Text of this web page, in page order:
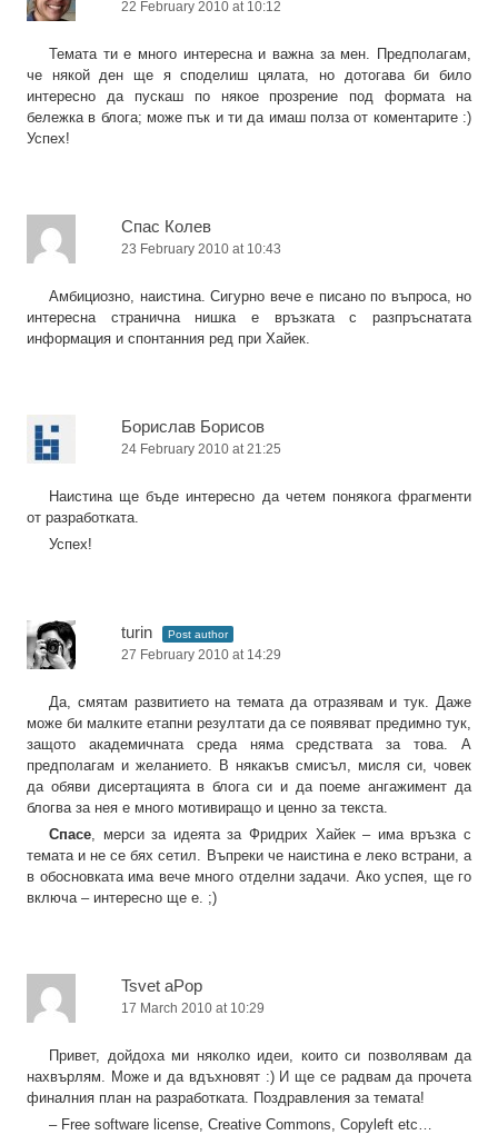
22 February 2010 at 10:12
Темата ти е много интересна и важна за мен. Предполагам,
че някой ден ще я споделиш цялата, но дотогава би било
интересно да пускаш по някое прозрение под формата на
бележка в блога; може пък и ти да имаш полза от коментарите :)
Успех!
Спас Колев
23 February 2010 at 10:43
Амбициозно, наистина. Сигурно вече е писано по въпроса, но
интересна странична нишка е връзката с разпръснатата
информация и спонтанния ред при Хайек.
Борислав Борисов
24 February 2010 at 21:25
Наистина ще бъде интересно да четем понякога фрагменти
от разработката.
Успех!
turin Post author
27 February 2010 at 14:29
Да, смятам развитието на темата да отразявам и тук. Даже
може би малките етапни резултати да се появяват предимно тук,
защото академичната среда няма средствата за това. А
предполагам и желанието. В някакъв смисъл, мисля си, човек
да обяви дисертацията в блога си и да поеме ангажимент да
блогва за нея е много мотивиращо и ценно за текста.
Спасе, мерси за идеята за Фридрих Хайек – има връзка с
темата и не се бях сетил. Въпреки че наистина е леко встрани, а
в обосновката има вече много отделни задачи. Ако успея, ще го
включа – интересно ще е. ;)
Tsvet aPop
17 March 2010 at 10:29
Привет, дойдоха ми няколко идеи, които си позволявам да
нахвърлям. Може и да вдъхновят :) И ще се радвам да прочета
финалния план на разработката. Поздравления за темата!
– Free software license, Creative Commons, Copyleft etc…